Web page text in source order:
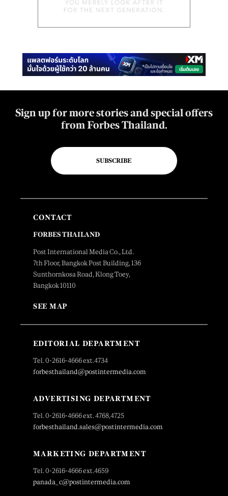
Sign up for more stories and special offers
from Forbes Thailand.
SUBSCRIBE
CONTACT
FORBES THAILAND
Post International Media Co., Ltd.
7th Floor, Bangkok Post Building, 136
Sunthornkosa Road, Klong Toey,
Bangkok 10110
SEE MAP
EDITORIAL DEPARTMENT
Tel. 0-2616-4666 ext.4734
forbesthailand@postintermedia.com
ADVERTISING DEPARTMENT
Tel. 0-2616-4666 ext. 4768,4725
forbesthailand.sales@postintermedia.com
MARKETING DEPARTMENT
Tel. 0-2616-4666 ext.4659
panada_c@postintermedia.com